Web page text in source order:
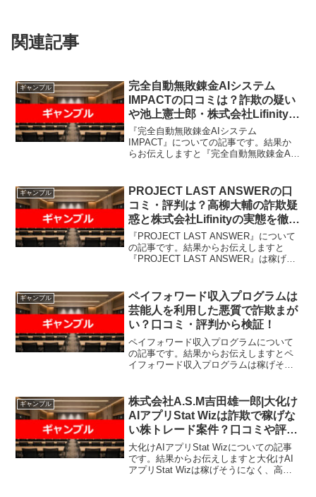
関連記事
ギャンブル
完全自動無敗錬金AIシステム
IMPACTの口コミは？詐欺の疑い
や池上憲士郎・株式会社Lifinityの
実態を暴露
『完全自動無敗錬金AIシステム
IMPACT』についての記事です。結果か
らお伝えしますと『完全自動無敗錬金AI
るという結果になりました。「年間無
敗」「最短7週間で12...
ギャンブル
PROJECT LAST ANSWERの口
コミ・評判は？高柳大輔の詐欺疑
惑と株式会社Lifinityの実態を徹底
暴露
『PROJECT LAST ANSWER』について
の記事です。結果からお伝えしますと
『PROJECT LAST ANSWER』は稼げそ
「1ヶ月で資産を10倍にする」「月...
ギャンブル
ペイフォワード収入プログラムは
芸能人を利用した悪質で詐欺まが
い？口コミ・評判から検証！
ペイフォワード収入プログラムについて
の記事です。結果からお伝えしますとペ
イフォワード収入プログラムは稼げそう
に高いという結果になりました。ペイフ
ォワード収入プログラ...
ギャンブル
株式会社A.S.M吉田雄一郎|大化け
AIアプリStat Wizは詐欺で稼げな
い株トレード案件？口コミや評判
を徹底調査しました！
大化けAIアプリStat Wizについての記事
です。結果からお伝えしますと大化けAI
アプリStat Wizは稼げそうになく、高額